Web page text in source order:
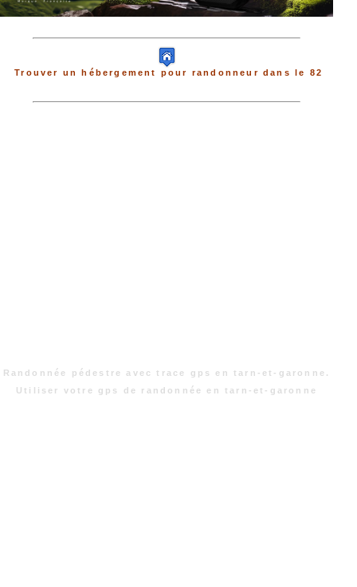
Trouver un hébergement pour randonneur dans le 82
Randonnée pédestre avec trace gps en tarn-et-garonne.
Utiliser votre gps de randonnée en tarn-et-garonne